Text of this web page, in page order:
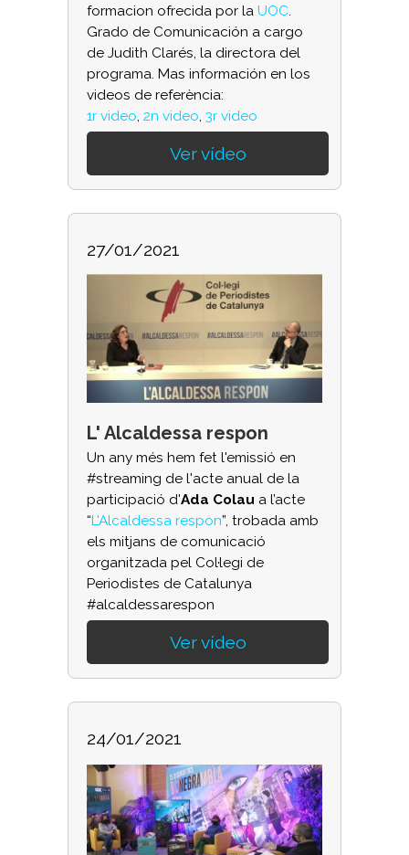
formacion ofrecida por la UOC.
Grado de Comunicación a cargo
de Judith Clarés, la directora del
programa. Mas información en los
videos de referència:
1r video, 2n video, 3r video
Ver vídeo
27/01/2021
L' Alcaldessa respon
Un any més hem fet l'emissió en
#streaming de l'acte anual de la
participació d'Ada Colau a l’acte
“L'Alcaldessa respon”, trobada amb
els mitjans de comunicació
organitzada pel Col·legi de
Periodistes de Catalunya
#alcaldessarespon
Ver vídeo
24/01/2021